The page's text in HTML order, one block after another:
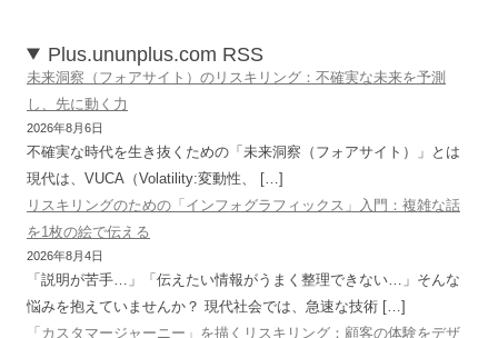
Plus.ununplus.com RSS
未来洞察（フォアサイト）のリスキリング：不確実な未来を予測
し、先に動く力
2026年8月6日
不確実な時代を生き抜くための「未来洞察（フォアサイト）」とは
現代は、VUCA（Volatility:変動性、 […]
リスキリングのための「インフォグラフィックス」入門：複雑な話
を1枚の絵で伝える
2026年8月4日
「説明が苦手…」「伝えたい情報がうまく整理できない…」そんな
悩みを抱えていませんか？ 現代社会では、急速な技術 […]
「カスタマージャーニー」を描くリスキリング：顧客の体験をデザ